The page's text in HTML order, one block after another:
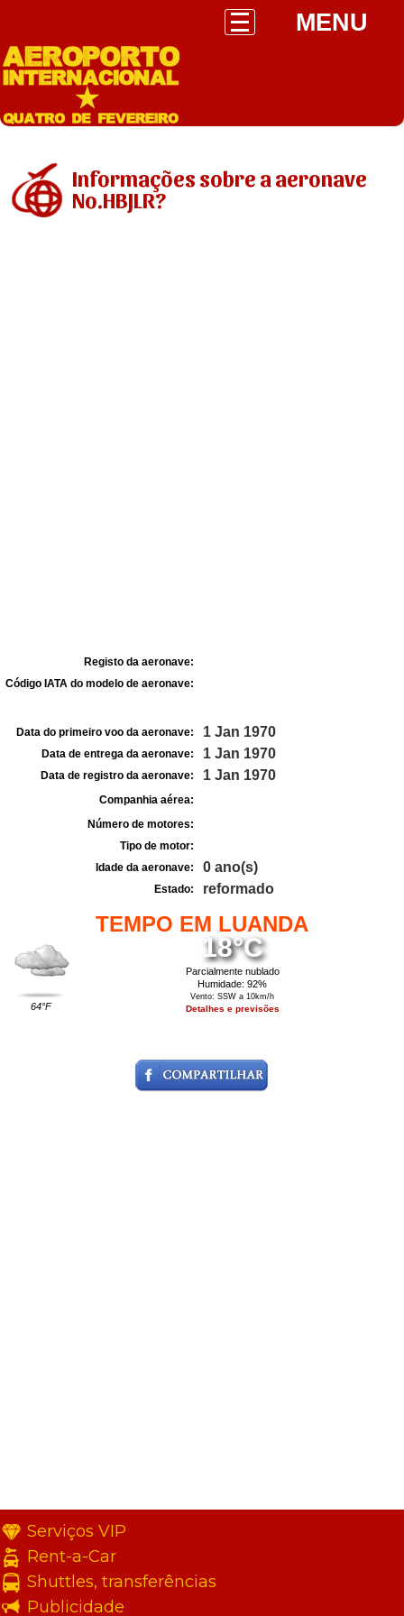
MENU
Informações sobre a aeronave
No.HBJLR?
Registo da aeronave:
Código IATA do modelo de aeronave:
Data do primeiro voo da aeronave: 1 Jan 1970
Data de entrega da aeronave: 1 Jan 1970
Data de registro da aeronave: 1 Jan 1970
Companhia aérea:
Número de motores:
Tipo de motor:
Idade da aeronave:
0 ano(s)
Estado: reformado
TEMPO EM LUANDA
64°F
18°C
Parcialmente nublado
Humidade: 92%
Vento: SSW a 10km/h
Detalhes e previsões
Serviços VIP
Rent-a-Car
Shuttles, transferências
Publicidade